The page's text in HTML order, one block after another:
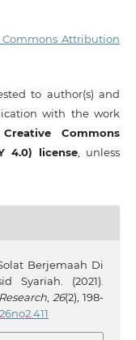
Commons Attribution
to author(s) and
with the work
Creative Commons
4.0) license, unless
Berjemaah Di
Syariah. (2021).
26(2), 198-